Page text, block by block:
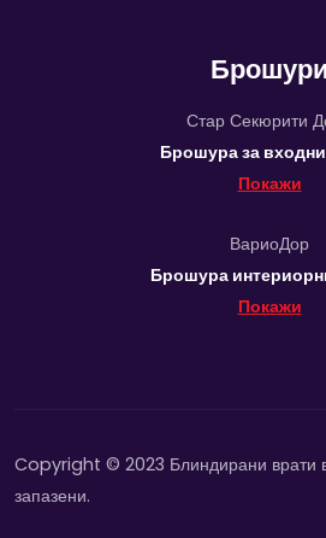
Брошури
Стар Секюрити
Брошура за
Покажи
ВариоДор
Брошура
Покажи
Copyright © 2023 Блиндирани врати
запазени.